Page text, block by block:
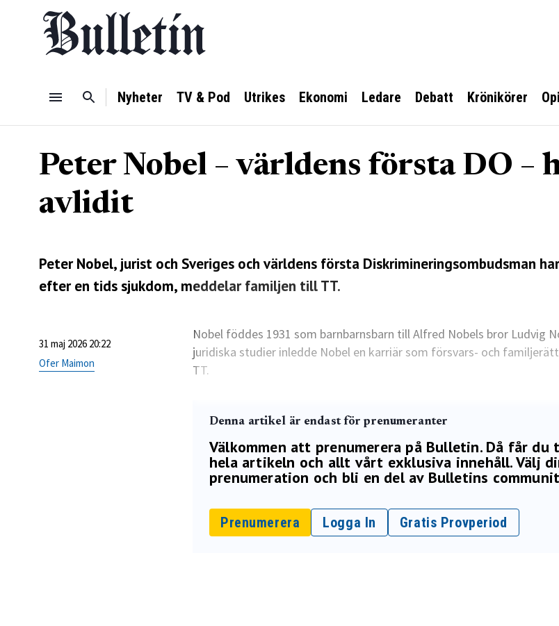
Nyheter TV & Pod Utrikes Ekonomi Ledare Debatt Krönikörer
Peter Nobel – världens första DO –
avlidit
Peter Nobel, jurist och Sveriges och världens första Diskrimineringsombudsman
efter en tids sjukdom, meddelar familjen till TT.
31 maj 2026 20:22
Ofer Maimon
Nobel föddes 1931 som barnbarnsbarn till Alfred Nobels bror Ludvig
juridiska studier inledde Nobel en karriär som försvars- och
TT.
Denna artikel är endast för prenumeranter
Välkommen att prenumerera på Bulletin. Då får
hela artikeln och allt vårt exklusiva innehåll. Välj
prenumeration och bli en del av Bulletins
Prenumerera Logga In Gratis Provperiod